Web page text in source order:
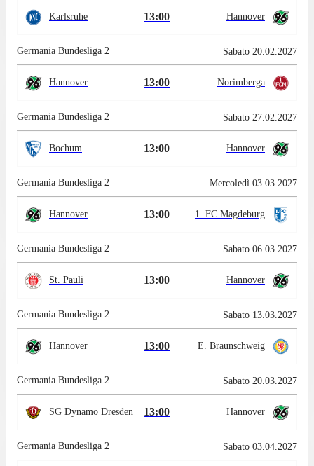
Karlsruhe 13:00 Hannover
Germania Bundesliga 2 Sabato 20.02.2027
Hannover 13:00 Norimberga
Germania Bundesliga 2 Sabato 27.02.2027
Bochum 13:00 Hannover
Germania Bundesliga 2 Mercoledì 03.03.2027
Hannover 13:00 1. FC Magdeburg
Germania Bundesliga 2 Sabato 06.03.2027
St. Pauli 13:00 Hannover
Germania Bundesliga 2 Sabato 13.03.2027
Hannover 13:00 E. Braunschweig
Germania Bundesliga 2 Sabato 20.03.2027
SG Dynamo Dresden 13:00 Hannover
Germania Bundesliga 2 Sabato 03.04.2027